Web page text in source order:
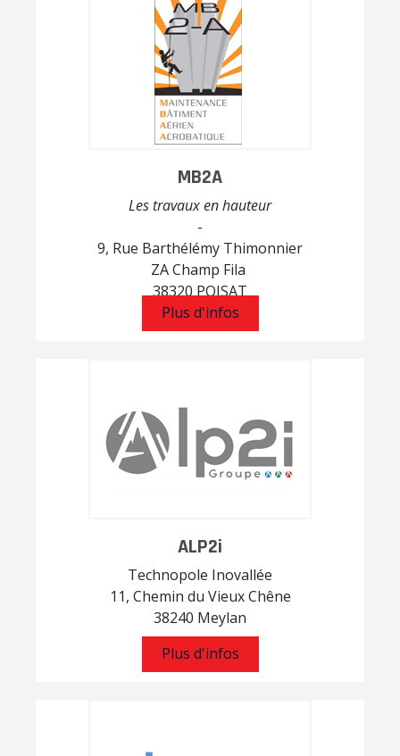
MB2A
Les travaux en hauteur
-
9, Rue Barthélémy Thimonnier
ZA Champ Fila
38320 POISAT
Plus d'infos
ALP2i
Technopole Inovallée
11, Chemin du Vieux Chêne
38240 Meylan
Plus d'infos